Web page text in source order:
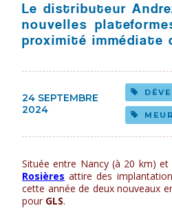
Le distributeur
nouvelles
proximité immédiate
24 SEPTEMBRE
2024
Située entre Nancy (à 20 km)
Rosières attire des
cette année de deux nouveaux
pour GLS.